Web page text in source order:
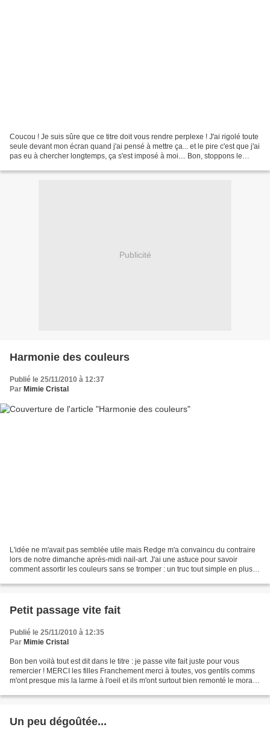
Coucou ! Je suis sûre que ce titre doit vous rendre perplexe ! J'ai rigolé toute
seule devant mon écran quand j'ai pensé à mettre ça... et le pire c'est que j'ai
pas eu à chercher longtemps, ça s'est imposé à moi.... Bon, stoppons le
Publicité
Harmonie des couleurs
Publié le 25/11/2010 à 12:37
Par Mimie Cristal
L'idée ne m'avait pas semblée utile mais Redge m'a convaincu du contraire
lors de notre dimanche après-midi nail-art. J'ai une astuce pour savoir
comment assortir les couleurs sans se tromper : un truc tout simple en plus !
Petit passage vite fait
Publié le 25/11/2010 à 12:35
Par Mimie Cristal
Bon ben voilà tout est dit dans le titre : je passe vite fait juste pour vous
remercier ! MERCI les filles Franchement merci à toutes, vos gentils comms
m'ont presque mis la larme à l'oeil et ils m'ont surtout bien remonté le moral !
Un peu dégoûtée...